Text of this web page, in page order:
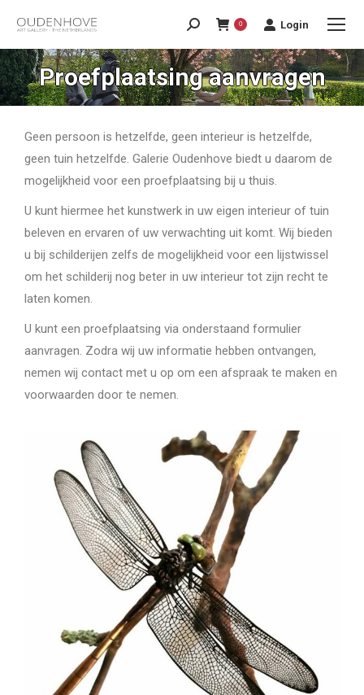
0 Login
Proefplaatsing aanvragen
Geen persoon is hetzelfde, geen interieur is hetzelfde,
geen tuin hetzelfde. Galerie Oudenhove biedt u daarom de
mogelijkheid voor een proefplaatsing bij u thuis.
U kunt hiermee het kunstwerk in uw eigen interieur of tuin
beleven en ervaren of uw verwachting uit komt. Wij bieden
u bij schilderijen zelfs de mogelijkheid voor een lijstwissel
om het schilderij nog beter in uw interieur tot zijn recht te
laten komen.
U kunt een proefplaatsing via onderstaand formulier
aanvragen. Zodra wij uw informatie hebben ontvangen,
nemen wij contact met u op om een afspraak te maken en
voorwaarden door te nemen.